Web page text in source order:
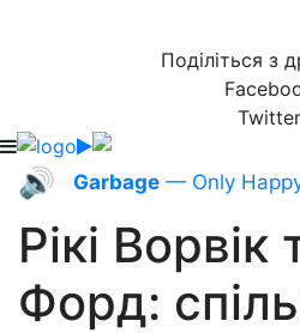
Поділіться з
Twitter
🔊 Garbage — Only
Рікі Ворвік
Форд: